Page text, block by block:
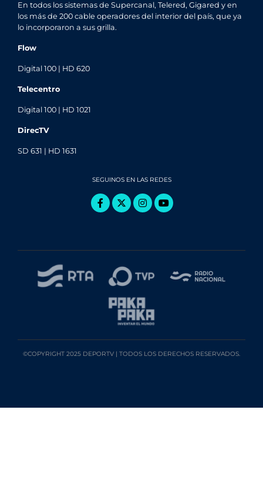
En todos los sistemas de Supercanal, Telered, Gigared y en
los más de 200 cable operadores del interior del país, que ya
lo incorporaron a sus grilla.
Flow
Digital 100 | HD 620
Telecentro
Digital 100 | HD 1021
DirecTV
SD 631 | HD 1631
SEGUINOS EN LAS REDES
©COPYRIGHT 2025 DEPORTV | TODOS LOS DERECHOS RESERVADOS.